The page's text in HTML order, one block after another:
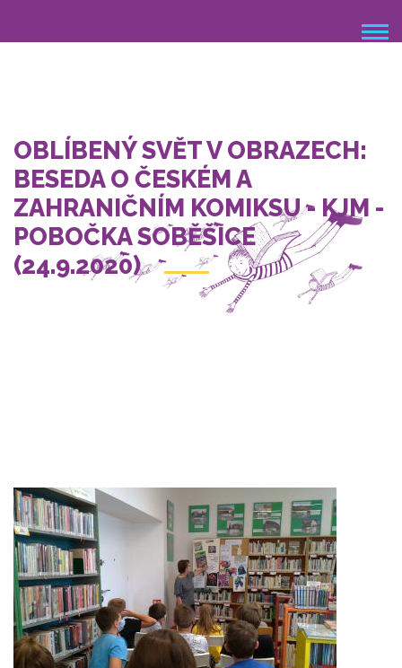
hlavnímu
OBLÍBENÝ SVĚT V OBRAZECH:
BESEDA O ČESKÉM A
ZAHRANIČNÍM KOMIKSU - KJM -
POBOČKA SOBĚŠICE
(24.9.2020)